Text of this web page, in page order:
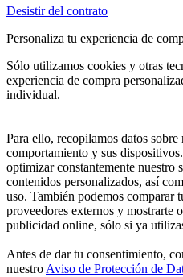
Desistir del contrato
Personaliza tu experiencia de
Sólo utilizamos cookies y otras
experiencia de compra
individual.
Para ello, recopilamos datos sobre
comportamiento y sus
optimizar constantemente
contenidos personalizados, así
uso. También podemos comparar
proveedores externos y mostrarte
publicidad online, sólo si ya
Antes de dar tu consentimiento,
nuestro Aviso de Protección de